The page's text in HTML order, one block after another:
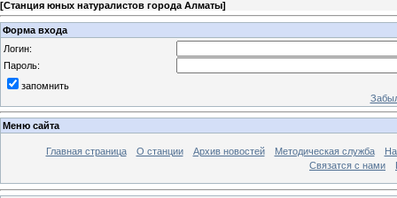
[Станция юных натуралистов города Алматы]
Форма входа
Логин:
Пароль:
запомнить
Меню сайта
Главная страница О станции Архив новостей Методическая служба
Связатся с нами